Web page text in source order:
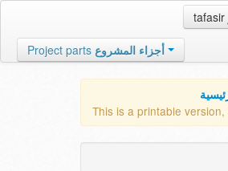
tafasir
Project parts أجزاء المشروع
This is a printable